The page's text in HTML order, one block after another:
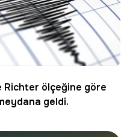
Richter ölçeğine göre
geldi.